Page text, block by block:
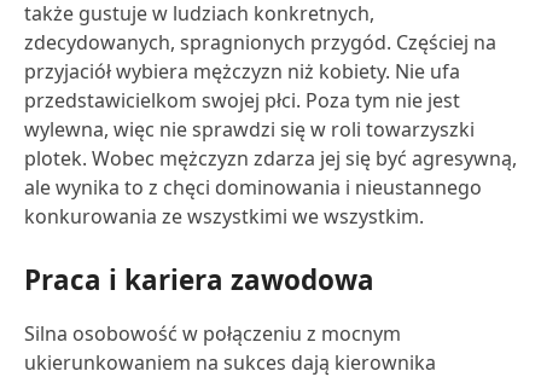
także gustuje w ludziach konkretnych,
zdecydowanych, spragnionych przygód. Częściej na
przyjaciół wybiera mężczyzn niż kobiety. Nie ufa
przedstawicielkom swojej płci. Poza tym nie jest
wylewna, więc nie sprawdzi się w roli towarzyszki
plotek. Wobec mężczyzn zdarza jej się być agresywną,
ale wynika to z chęci dominowania i nieustannego
konkurowania ze wszystkimi we wszystkim.
Praca i kariera zawodowa
Silna osobowość w połączeniu z mocnym
ukierunkowaniem na sukces dają kierownika